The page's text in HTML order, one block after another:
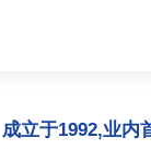
成立于1992,业内